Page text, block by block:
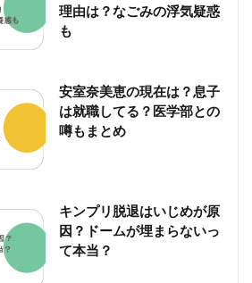
理由は？なごみの浮気疑惑
も
安室奈美恵の現在は？息子
は就職してる？医学部との
噂もまとめ
キンプリ脱退はいじめが原
因？ドームが埋まらないっ
て本当？